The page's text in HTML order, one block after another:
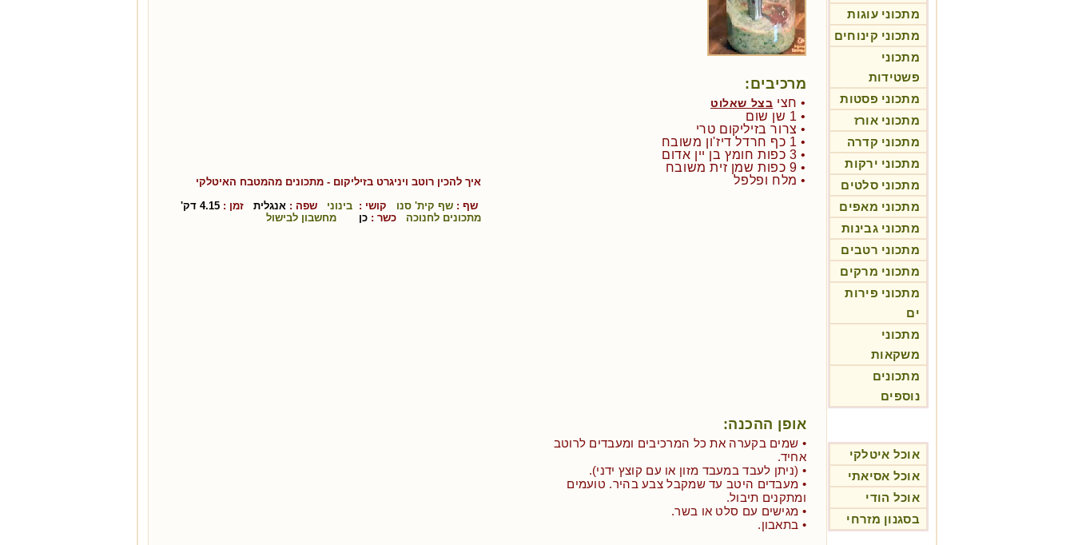
מתכוני עוגות
מתכוני קינוחים
מתכוני
פשטידות
מתכוני פסטות
מתכוני אורז
מתכוני קדרה
מתכוני ירקות
מתכוני סלטים
מתכוני מאפים
מתכוני גבינות
מתכוני רטבים
מתכוני מרקים
מתכוני פירות
ים
מתכוני
משקאות
מתכונים
נוספים
אוכל איטלקי
אוכל אסיאתי
אוכל הודי
בסגנון מזרחי
מרכיבים:
• חצי בצל שאלוט
• 1 שן שום
• צרור בזיליקום טרי
• 1 כף חרדל דיז'ון משובח
• 3 כפות חומץ בן יין אדום
• 9 כפות שמן זית משובח
• מלח ופלפל
אופן ההכנה:
• שמים בקערה את כל המרכיבים ומעבדים לרוטב
אחיד.
• (ניתן לעבד במעבד מזון או עם קוצץ ידני).
• מעבדים היטב עד שמקבל צבע בהיר. טועמים
ומתקנים תיבול.
• מגישים עם סלט או בשר.
• בתאבון.
איך להכין רוטב ויניגרט בזיליקום - מתכונים מהמטבח האיטלקי
שף : שף קית' סנו קושי : בינוני שפה : אנגלית זמן : 4.15 דק'
מתכונים לחנוכה
כשר : כן מחשבון לבישול